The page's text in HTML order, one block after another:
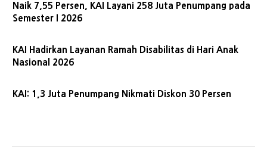
Naik 7,55 Persen, KAI Layani 258 Juta Penumpang pada
Semester I 2026
KAI Hadirkan Layanan Ramah Disabilitas di Hari Anak
Nasional 2026
KAI: 1,3 Juta Penumpang Nikmati Diskon 30 Persen